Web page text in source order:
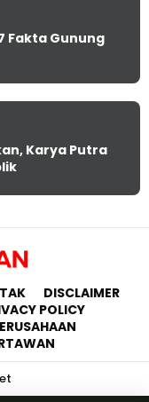
Fakta Gunung
Karya Putra
DISCLAIMER
POLICY